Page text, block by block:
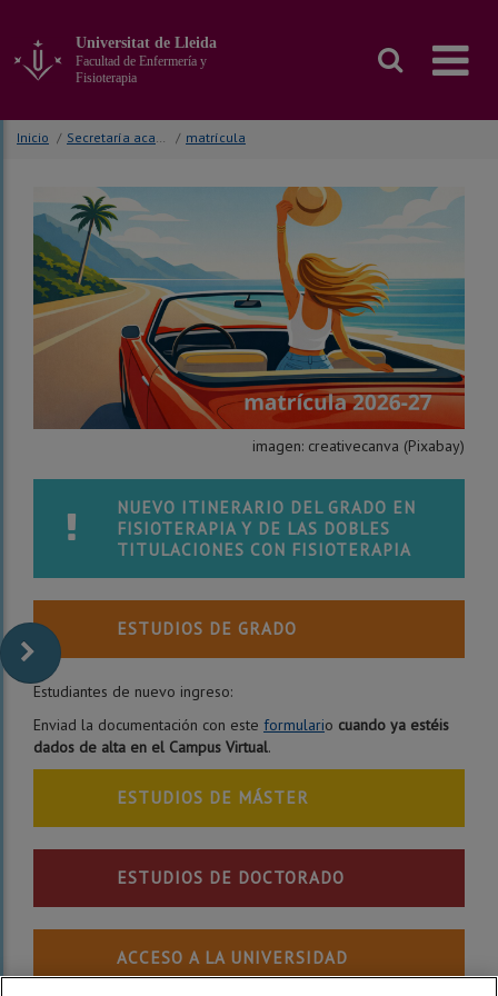
contenido
principal
la
página
Universitat de Lleida
Facultad de Enfermería y
Fisioterapia
Inicio / Secretaría académica / matrícula
imagen: creativecanva (Pixabay)
NUEVO ITINERARIO DEL GRADO EN
FISIOTERAPIA Y DE LAS DOBLES
TITULACIONES CON FISIOTERAPIA
ESTUDIOS DE GRADO
Estudiantes de nuevo ingreso:
Enviad la documentación con este formulario cuando ya estéis
dados de alta en el Campus Virtual.
ESTUDIOS DE MÁSTER
ESTUDIOS DE DOCTORADO
ACCESO A LA UNIVERSIDAD